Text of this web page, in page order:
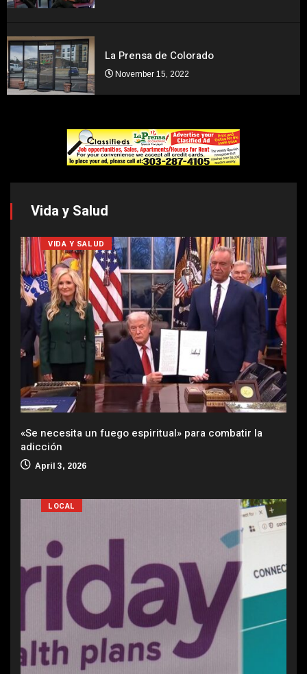
La Prensa de Colorado
November 15, 2022
Vida y Salud
VIDA Y SALUD
«Se necesita un fuego espiritual» para combatir la
adicción
April 3, 2026
LOCAL